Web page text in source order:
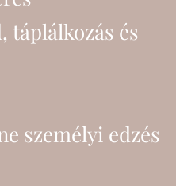
táplálkozás és
személyi edzés